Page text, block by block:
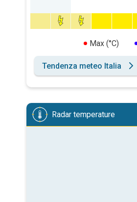
Max (°C)
Tendenza meteo Italia
Radar temperature